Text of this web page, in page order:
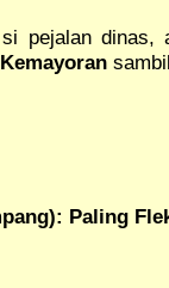
pejalan dinas,
Kemayoran
Paling